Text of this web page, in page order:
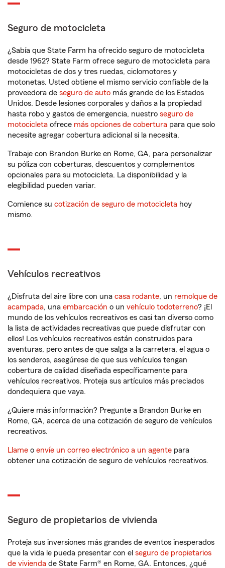
Seguro de motocicleta
¿Sabía que State Farm ha ofrecido seguro de motocicleta
desde 1962? State Farm ofrece seguro de motocicleta para
motocicletas de dos y tres ruedas, ciclomotores y
motonetas. Usted obtiene el mismo servicio confiable de la
proveedora de seguro de auto más grande de los Estados
Unidos. Desde lesiones corporales y daños a la propiedad
hasta robo y gastos de emergencia, nuestro seguro de
motocicleta ofrece más opciones de cobertura para que solo
necesite agregar cobertura adicional si la necesita.
Trabaje con Brandon Burke en Rome, GA, para personalizar
su póliza con coberturas, descuentos y complementos
opcionales para su motocicleta. La disponibilidad y la
elegibilidad pueden variar.
Comience su cotización de seguro de motocicleta hoy
mismo.
Vehículos recreativos
¿Disfruta del aire libre con una casa rodante, un remolque de
acampada, una embarcación o un vehículo todoterreno? ¡El
mundo de los vehículos recreativos es casi tan diverso como
la lista de actividades recreativas que puede disfrutar con
ellos! Los vehículos recreativos están construidos para
aventuras, pero antes de que salga a la carretera, el agua o
los senderos, asegúrese de que sus vehículos tengan
cobertura de calidad diseñada específicamente para
vehículos recreativos. Proteja sus artículos más preciados
dondequiera que vaya.
¿Quiere más información? Pregunte a Brandon Burke en
Rome, GA, acerca de una cotización de seguro de vehículos
recreativos.
Llame o envíe un correo electrónico a un agente para
obtener una cotización de seguro de vehículos recreativos.
Seguro de propietarios de vivienda
Proteja sus inversiones más grandes de eventos inesperados
que la vida le pueda presentar con el seguro de propietarios
de vivienda de State Farm® en Rome, GA. Entonces, ¿qué